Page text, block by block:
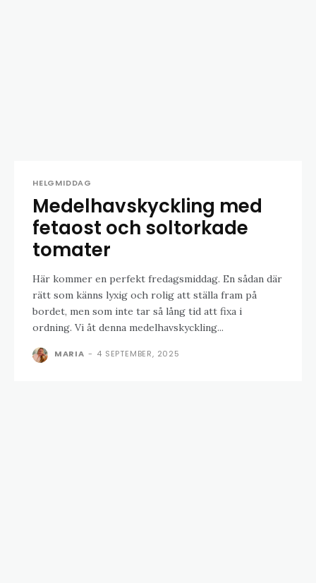
HELGMIDDAG
Medelhavskyckling med
fetaost och soltorkade
tomater
Här kommer en perfekt fredagsmiddag. En sådan där
rätt som känns lyxig och rolig att ställa fram på
bordet, men som inte tar så lång tid att fixa i
ordning. Vi åt denna medelhavskyckling...
MARIA - 4 SEPTEMBER, 2025